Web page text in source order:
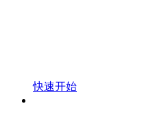
快速开始